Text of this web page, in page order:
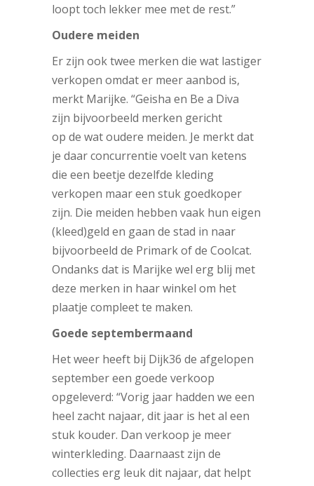
loopt toch lekker mee met de rest.”
Oudere meiden
Er zijn ook twee merken die wat lastiger
verkopen omdat er meer aanbod is,
merkt Marijke. “Geisha en Be a Diva
zijn bijvoorbeeld merken gericht
op de wat oudere meiden. Je merkt dat
je daar concurrentie voelt van ketens
die een beetje dezelfde kleding
verkopen maar een stuk goedkoper
zijn. Die meiden hebben vaak hun eigen
(kleed)geld en gaan de stad in naar
bijvoorbeeld de Primark of de Coolcat.
Ondanks dat is Marijke wel erg blij met
deze merken in haar winkel om het
plaatje compleet te maken.
Goede septembermaand
Het weer heeft bij Dijk36 de afgelopen
september een goede verkoop
opgeleverd: “Vorig jaar hadden we een
heel zacht najaar, dit jaar is het al een
stuk kouder. Dan verkoop je meer
winterkleding. Daarnaast zijn de
collecties erg leuk dit najaar, dat helpt